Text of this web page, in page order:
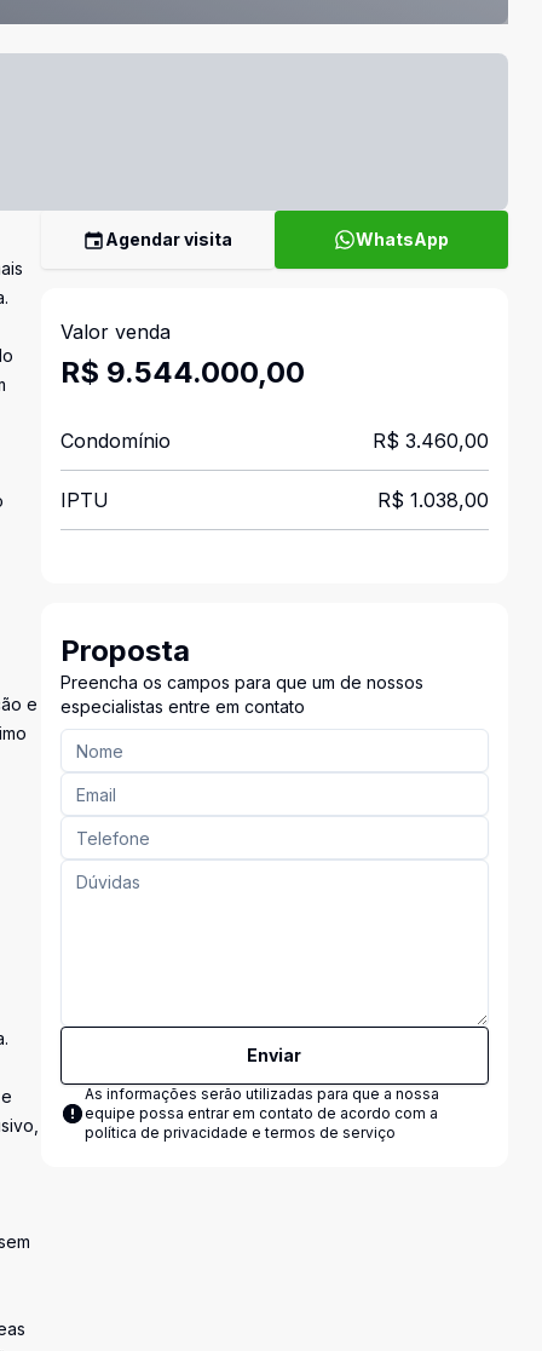
e
Agendar visita WhatsApp
Valor venda
R$ 9.544.000,00
Condomínio R$ 3.460,00
IPTU R$ 1.038,00
Proposta
Preencha os campos para que um de nossos
especialistas entre em contato
Enviar
As informações serão utilizadas para que a nossa
equipe possa entrar em contato de acordo com a
política de privacidade e termos de serviço